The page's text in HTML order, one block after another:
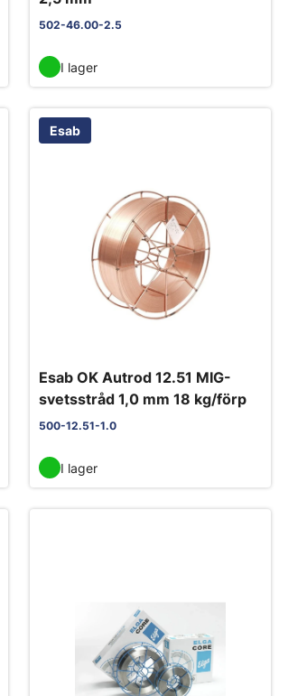
502-46.00-2.5
I lager
Esab
Esab OK Autrod 12.51 MIG-
svetsstråd 1,0 mm 18 kg/förp
500-12.51-1.0
I lager